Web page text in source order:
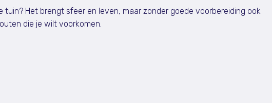
tuin? Het brengt sfeer en leven, maar zonder goede voorbereiding ook
die je wilt voorkomen.